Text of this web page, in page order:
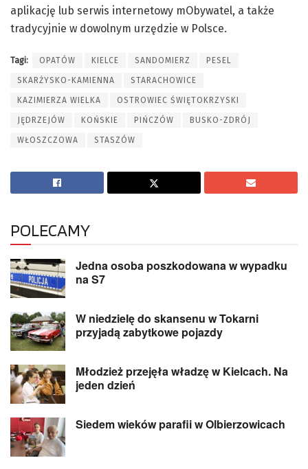
aplikację lub serwis internetowy mObywatel, a także
tradycyjnie w dowolnym urzędzie w Polsce.
Tagi: OPATÓW KIELCE SANDOMIERZ PESEL
SKARŻYSKO-KAMIENNA STARACHOWICE
KAZIMIERZA WIELKA OSTROWIEC ŚWIĘTOKRZYSKI
JĘDRZEJÓW KOŃSKIE PIŃCZÓW BUSKO-ZDRÓJ
WŁOSZCZOWA STASZÓW
POLECAMY
Jedna osoba poszkodowana w wypadku
na S7
W niedzielę do skansenu w Tokarni
przyjadą zabytkowe pojazdy
Młodzież przejęła władzę w Kielcach. Na
jeden dzień
Siedem wieków parafii w Olbierzowicach